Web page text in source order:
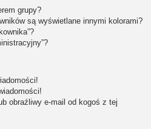
grupy?
są wyświetlane innymi kolorami?
obraźliwy e-mail od kogoś z tej